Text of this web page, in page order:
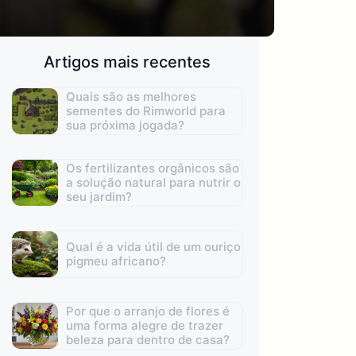
Artigos mais recentes
Quais são as melhores
sementes do Rimworld para
sua próxima jogada?
Os fertilizantes orgânicos são
a solução natural para nutrir o
seu jardim?
Qual é a vida útil de um ouriço
pigmeu africano?
Por que o arranjo de flores é
uma forma alegre de trazer
beleza para dentro de casa?